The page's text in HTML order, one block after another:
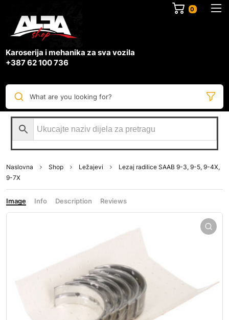
0
Karoserija i mehanika za sva vozila
+387 62 100 736
What are you looking for?
Naslovna Shop Ležajevi
Lezaj radilice SAAB 9-3, 9-5, 9-4X,
9-7X
Image Info Description Reviews